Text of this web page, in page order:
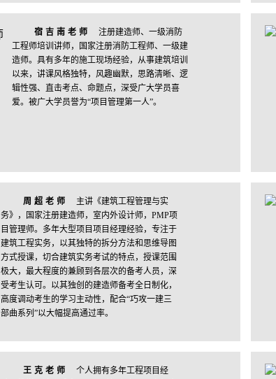
宿吉南老师
注册建造师、一级消防
工程师培训讲师，国家注册消防工程师、一级建
造师。具有多年的施工现场经验，从事建筑培训
以来，讲课风格独特，风趣幽默，思路清晰、逻
辑性强、直击考点、命题点，深受广大学员喜
爱。被广大学员誉为“项目管理第一人”。
周超老师
主讲《建筑工程管理与实
务》，国家注册建造师，室内外设计师，PMP项
目管理师。多年大型项目项目经理经验，专注于
建筑工程实务，以其独特的拆分方法和思维导图
方式授课，切合建筑实务考试的特点，授课范围
极大，最大程度的兼顾到各层次的备考人员，深
受考生认可。以其独创的建造师备考全日制化，
高度调动考生的学习主动性，配合“巧攻一建三
部曲系列”以大幅提高通过率。
王克老师
个人拥有多年工程项目经